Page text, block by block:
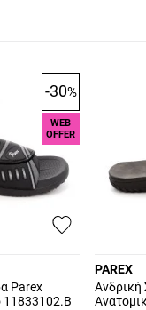
-30%
WEB
OFFER
Parex
PAREX
Ανδρική